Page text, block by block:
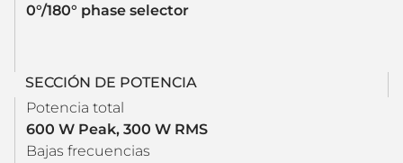
0°/180° phase selector
SECCIÓN DE POTENCIA
Potencia total
600 W Peak, 300 W RMS
Bajas frecuencias